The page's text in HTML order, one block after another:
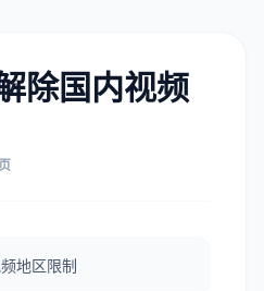
除国内视频
地区限制